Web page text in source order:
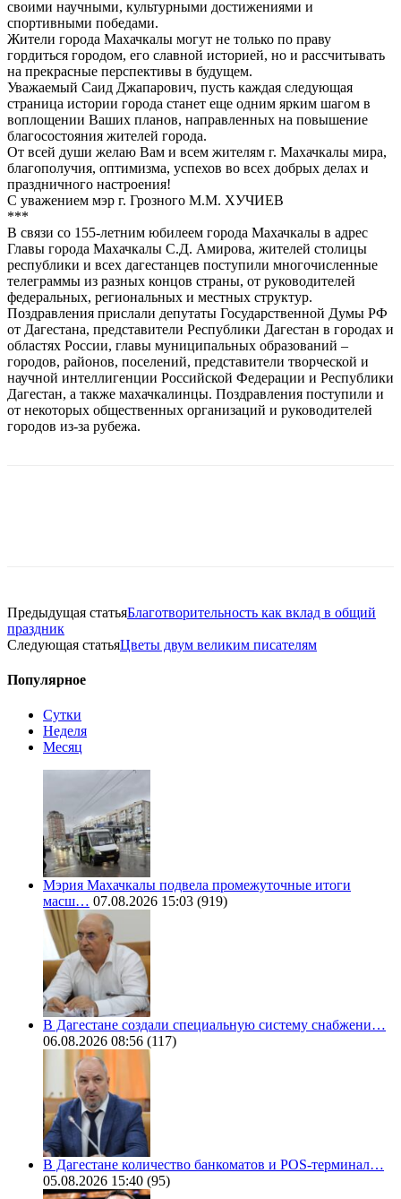
своими научными, культурными достижениями и
спортивными победами.
Жители города Махачкалы могут не только по праву
гордиться городом, его славной историей, но и рассчитывать
на прекрасные перспективы в будущем.
Уважаемый Саид Джапарович, пусть каждая следующая
страница истории города станет еще одним ярким шагом в
воплощении Ваших планов, направленных на повышение
благосостояния жителей города.
От всей души желаю Вам и всем жителям г. Махачкалы мира,
благополучия, оптимизма, успехов во всех добрых делах и
праздничного настроения!
С уважением мэр г. Грозного М.М. ХУЧИЕВ
***
В связи со 155-летним юбилеем города Махачкалы в адрес
Главы города Махачкалы С.Д. Амирова, жителей столицы
республики и всех дагестанцев поступили многочисленные
телеграммы из разных концов страны, от руководителей
федеральных, региональных и местных структур.
Поздравления прислали депутаты Государственной Думы РФ
от Дагестана, представители Республики Дагестан в городах и
областях России, главы муниципальных образований –
городов, районов, поселений, представители творческой и
научной интеллигенции Российской Федерации и Республики
Дагестан, а также махачкалинцы. Поздравления поступили и
от некоторых общественных организаций и руководителей
городов из-за рубежа.
Предыдущая статьяБлаготворительность как вклад в общий
праздник
Следующая статьяЦветы двум великим писателям
Популярное
Сутки
Неделя
Месяц
Мэрия Махачкалы подвела промежуточные итоги
масш… 07.08.2026 15:03 (919)
В Дагестане создали специальную систему снабжени…
06.08.2026 08:56 (117)
В Дагестане количество банкоматов и POS-терминал…
05.08.2026 15:40 (95)